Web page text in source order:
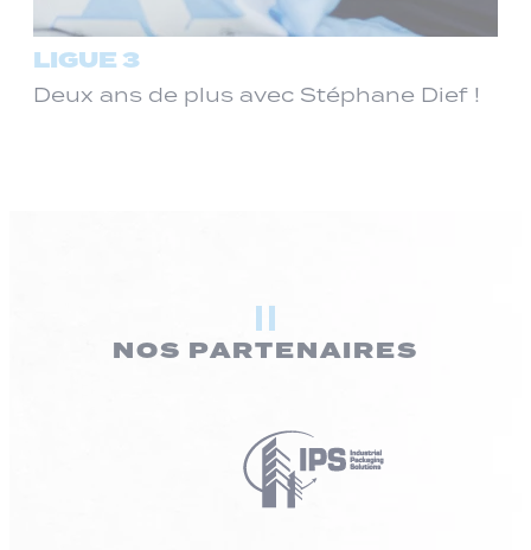
LIGUE 3
Deux ans de plus avec Stéphane Dief !
NOS PARTENAIRES